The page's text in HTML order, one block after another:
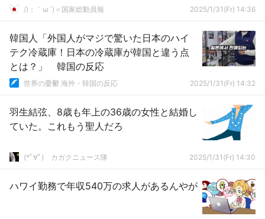
時事通信「責任回避に躍起！（ﾄﾗﾝﾌﾟ批判」
/)；｀ω´)＜国家総動員報 2025/1/31(Fr) 14:36
韓国人「外国人がマジで驚いた日本のハイ
テク冷蔵庫！日本の冷蔵庫が韓国と違う点
とは？」 韓国の反応
世界の憂鬱 海外・韓国の反応 2025/1/31(Fr) 14:32
羽生結弦、8歳も年上の36歳の女性と結婚し
ていた。これもう聖人だろ
(*ﾟ∀ﾟ)ゞカガクニュース隊 2025/1/31(Fr) 14:30
ハワイ勤務で年収540万の求人があるんやが